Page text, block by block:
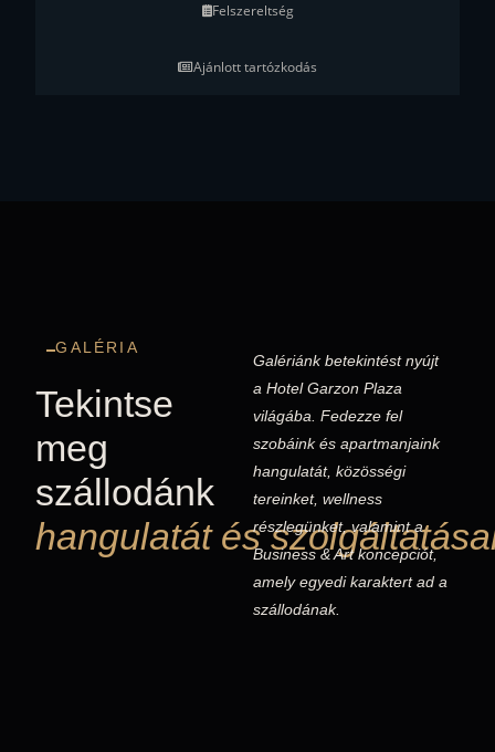
Felszereltség
Ajánlott tartózkodás
GALÉRIA
Tekintse
meg
szállodánk
hangulatát és
Galériánk betekintést nyújt
a Hotel Garzon Plaza
világába. Fedezze fel
szobáink és apartmanjaink
hangulatát, közösségi
tereinket, wellness
részlegünket, valamint a
Business & Art koncepciót,
amely egyedi karaktert ad a
szállodának.